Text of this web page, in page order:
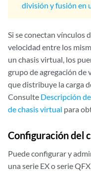
división y fusión en
Si se conectan vínculos
velocidad entre los
un chasis virtual, los
grupo de agregación de
que distribuye la carga
Consulte Descripción
de chasis virtual para
Configuración del
Puede configurar y
una serie EX o serie